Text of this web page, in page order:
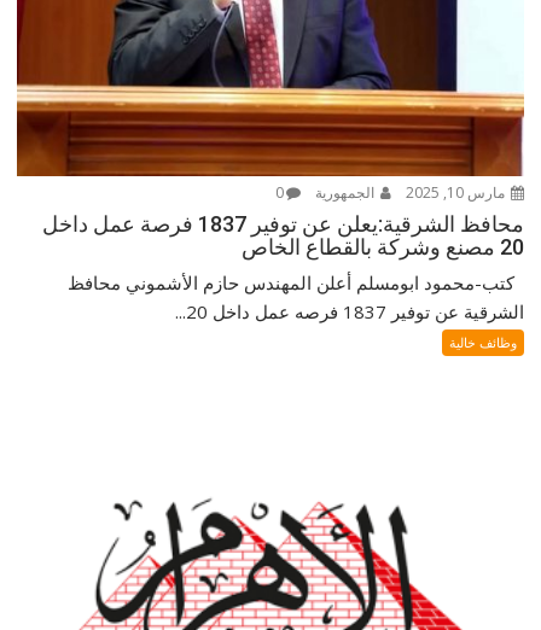
مارس 10, 2025 الجمهورية 0
محافظ الشرقية:يعلن عن توفير 1837 فرصة عمل داخل
20 مصنع وشركة بالقطاع الخاص
كتب-محمود ابومسلم أعلن المهندس حازم الأشموني محافظ
الشرقية عن توفير 1837 فرصه عمل داخل 20...
وظائف خالية